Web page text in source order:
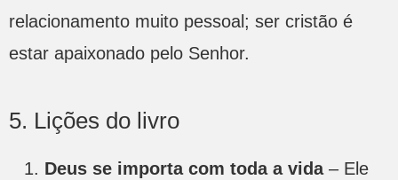
relacionamento muito pessoal; ser cristão é
estar apaixonado pelo Senhor.
5. Lições do livro
Deus se importa com toda a vida– Ele